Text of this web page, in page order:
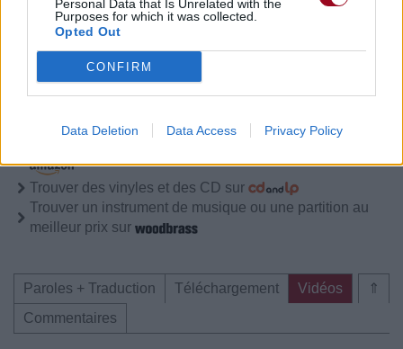
Personal Data that Is Unrelated with the
Purposes for which it was collected.
Opted Out
CONFIRM
Data Deletion Data Access Privacy Policy
Pour prolonger le plaisir musical :
Télécharger légalement les MP3 sur
Trouver des vinyles et des CD sur
Trouver un instrument de musique ou une partition au
meilleur prix sur
⇑
Paroles + Traduction Téléchargement
Vidéos
Commentaires